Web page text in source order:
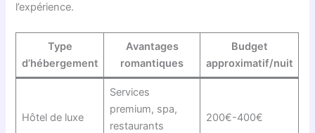
l’expérience.
Type
d’hébergement
Avantages
romantiques
Budget
approximatif/nuit
Hôtel de luxe
Services
premium, spa,
restaurants
200€-400€